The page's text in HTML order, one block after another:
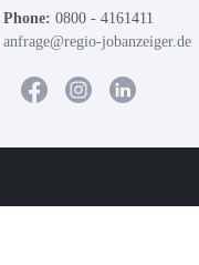
Phone: 0800 - 4161411
anfrage@regio-jobanzeiger.de